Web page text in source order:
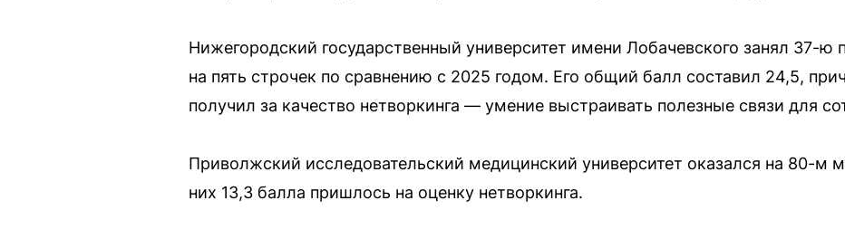
Нижегородский государственный университет имени Лобачевского занял 37-ю
на пять строчек по сравнению с 2025 годом. Его общий балл составил 24,5,
получил за качество нетворкинга — умение выстраивать полезные связи для
Приволжский исследовательский медицинский университет оказался на 80-м
них 13,3 балла пришлось на оценку нетворкинга.